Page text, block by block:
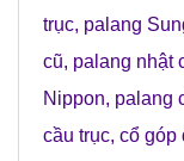
trục, palang
cũ, palang nhật
Nippon, palang
cầu trục, cổ góp